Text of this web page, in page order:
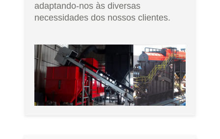
adaptando-nos às diversas
necessidades dos nossos clientes.